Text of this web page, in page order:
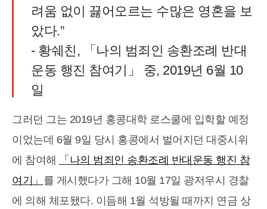
려움 없이 끓어오르는 수많은 영혼을 보
았다.”
- 황쉐친, 「나의 범죄인 송환조례 반대
운동 행진 참여기」 중, 2019년 6월 10
일
그러던 그는 2019년 홍콩대학 로스쿨에 입학할 예정
이었는데 6월 9일 당시 홍콩에서 벌어지던 대중시위
에 참여해
「나의 범죄인 송환조례 반대운동 행진 참
여기」 를 게시했다가 그해 10월 17일 광저우시 경찰
에 의해 체포됐다. 이듬해 1월 석방될 때까지 연금 상